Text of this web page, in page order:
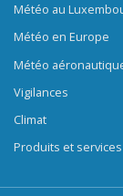
Météo au
Météo en Europe
Météo
Vigilances
Climat
Produits et services